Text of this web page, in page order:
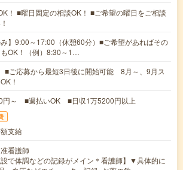
！ ■曜日固定の相談OK！ ■ご希望の曜日をご相談
み】9:00～17:00（休憩60分）■ご希望があればその
OK！（例）8:30～1…
ご応募から最短3日後に開始可能 8月～、9月ス
！
円～ ■週払いOK ■日収1万5200円以上
支給
看護師
設で体調などの記録がメイン＊看護師】▼具体的に